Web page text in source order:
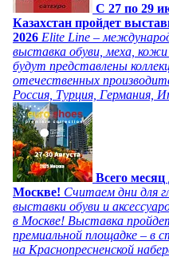
C 27 по 29
Казахстан пройдет
2026 Elite Line –
выставка обуви, меха,
будут представлены
отечественных
Россия, Турция, Германия,
Всего
Москве! Считаем дни для
выставки обуви и
в Москве! Выставка
премиальной площадке – в
на Краснопресненской